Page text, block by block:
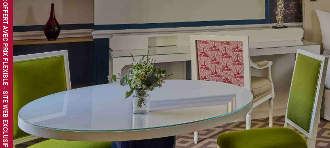
PETIT DÉJEUNER OFFERT AVEC PRIX FLEXIBLE - SITE WEB EXCLUSIF